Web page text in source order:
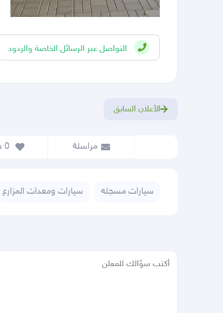
التواصل عبر الرسائل الخاصة والردود
الأعلان السابق
مراسلة 0
سيارات مسجله سيارات ومعدات المزارع